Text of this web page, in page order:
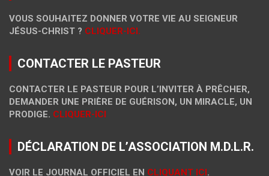
VOUS SOUHAITEZ DONNER VOTRE VIE AU SEIGNEUR
JÉSUS-CHRIST ? CLIQUER-ICI.
CONTACTER LE PASTEUR
CONTACTER LE PASTEUR POUR L’INVITER À PRÊCHER,
DEMANDER UNE PRIÈRE DE GUÉRISON, UN MIRACLE, UN
PRODIGE. CLIQUER-ICI
DÉCLARATION DE L’ASSOCIATION M.D.L.R.
VOIR LE JOURNAL OFFICIEL EN CLIQUANT ICI.